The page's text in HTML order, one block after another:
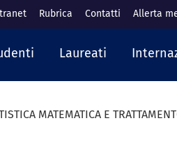
Rubrica Contatti Allerta
principale
Laureati
MATEMATICA E